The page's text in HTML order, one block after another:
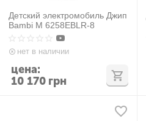
Детский электромобиль Джип
Bambi M 6258EBLR-8
нет в наличии
10 170 грн
цена: